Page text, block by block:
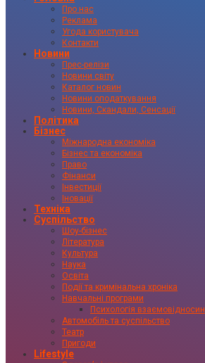
Про нас
Реклама
Угода користувача
Контакти
Новини
Прес-релізи
Новини світу
Каталог новин
Новини оподаткування
Новини, Скандали, Сенсації
Політика
Бізнес
Міжнародна економіка
Бізнес та економіка
Право
Фінанси
Інвестиції
Іновації
Техніка
Суспільство
Шоу-бізнес
Література
Культура
Наука
Освіта
Події та кримінальна хроніка
Навчальні програми
Психологія взаємовідносин
Автомобіль та суспільство
Театр
Пригоди
Lifestyle